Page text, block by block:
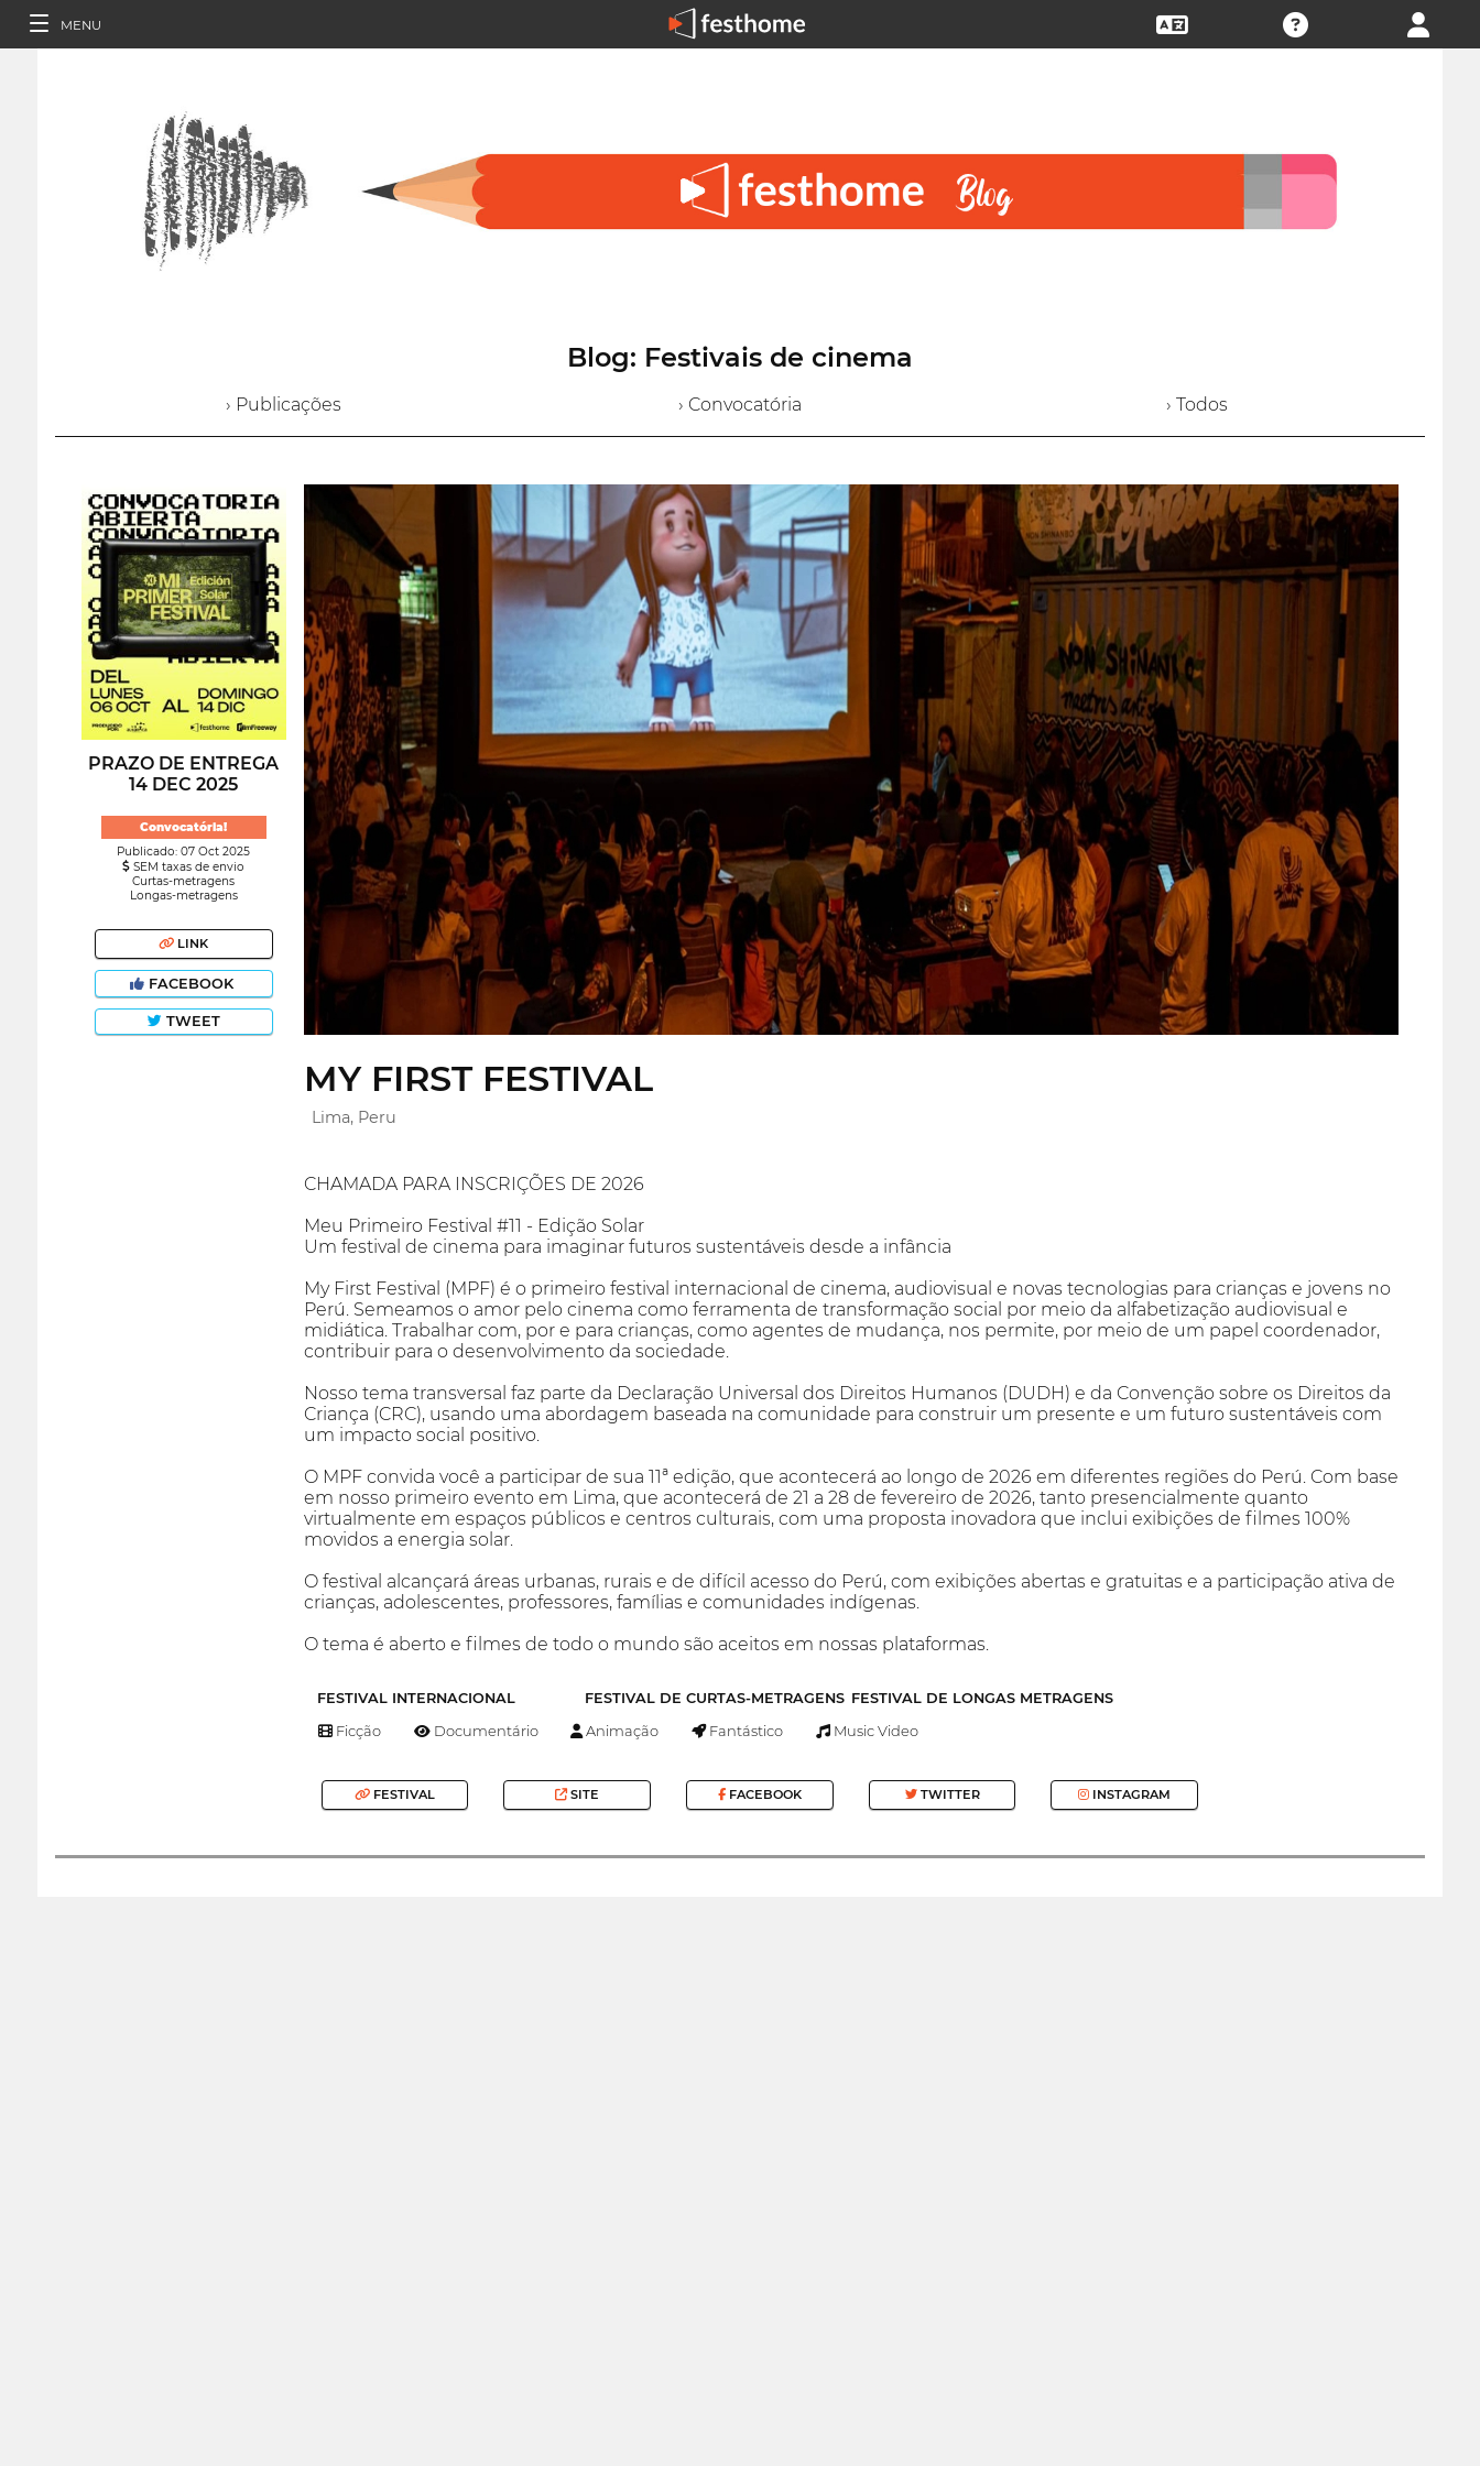
MENU
Blog: Festivais de cinema
› Publicações › Convocatória › Todos
PRAZO DE ENTREGA
14 DEC 2025
Convocatória!
Publicado: 07 Oct 2025
SEM taxas de envio
Curtas-metragens
Longas-metragens
LINK
FACEBOOK
TWEET
MY FIRST FESTIVAL
Lima, Peru
CHAMADA PARA INSCRIÇÕES DE 2026
Meu Primeiro Festival #11 - Edição Solar
Um festival de cinema para imaginar futuros sustentáveis desde a infância
My First Festival (MPF) é o primeiro festival internacional de cinema, audiovisual e novas tecnologias para crianças e jovens no
Perú. Semeamos o amor pelo cinema como ferramenta de transformação social por meio da alfabetização audiovisual e
midiática. Trabalhar com, por e para crianças, como agentes de mudança, nos permite, por meio de um papel coordenador,
contribuir para o desenvolvimento da sociedade.
Nosso tema transversal faz parte da Declaração Universal dos Direitos Humanos (DUDH) e da Convenção sobre os Direitos da
Criança (CRC), usando uma abordagem baseada na comunidade para construir um presente e um futuro sustentáveis com
um impacto social positivo.
O MPF convida você a participar de sua 11ª edição, que acontecerá ao longo de 2026 em diferentes regiões do Perú. Com base
em nosso primeiro evento em Lima, que acontecerá de 21 a 28 de fevereiro de 2026, tanto presencialmente quanto
virtualmente em espaços públicos e centros culturais, com uma proposta inovadora que inclui exibições de filmes 100%
movidos a energia solar.
O festival alcançará áreas urbanas, rurais e de difícil acesso do Perú, com exibições abertas e gratuitas e a participação ativa de
crianças, adolescentes, professores, famílias e comunidades indígenas.
O tema é aberto e filmes de todo o mundo são aceitos em nossas plataformas.
FESTIVAL INTERNACIONAL FESTIVAL DE CURTAS-METRAGENS FESTIVAL DE LONGAS METRAGENS
Ficção Documentário Animação Fantástico Music Video
FESTIVAL SITE FACEBOOK TWITTER INSTAGRAM